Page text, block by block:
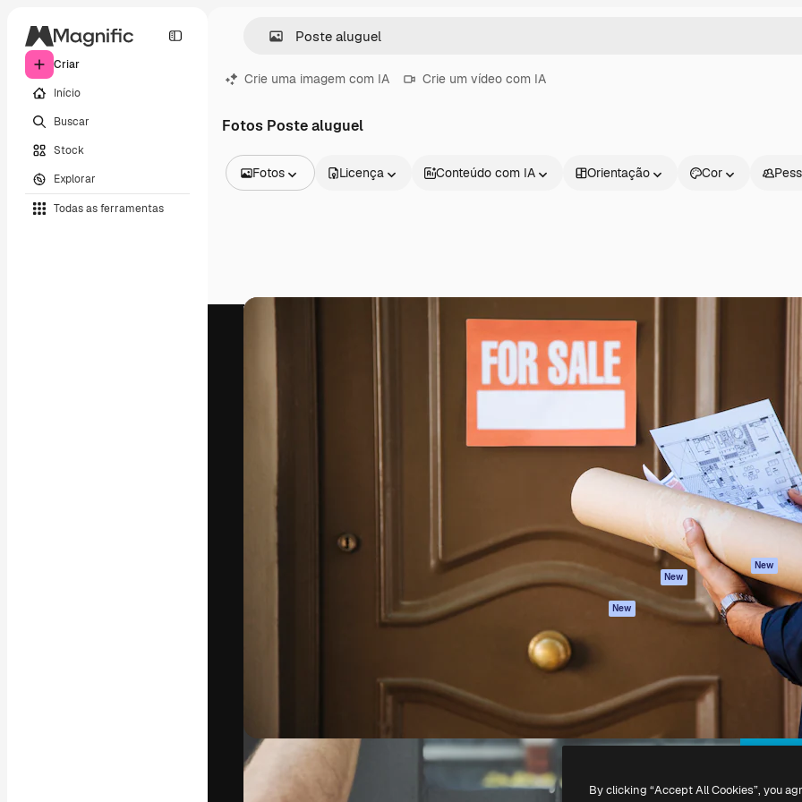
Criar
Início
Buscar
Stock
Explorar
Todas as ferramentas
Crie uma imagem com IA Crie um vídeo com IA
Fotos Poste aluguel
Fotos
Vídeos
Licença Conteúdo com IA Orientação Cor
seu melhor trabalho. Mais de 1 milhão de
assinantes entre criativos, empresas,
agências e estúdios.
Produtos
Assistente de IA
imagens
Gerador de vídeos
Texto para voz
Conteúdo de stock
MCP para
Claude/ChatGPT
New
New
API
App móvel
Todas as
ferramentas
Academy
Documentação
Atendimento
Termos e
condições
Política de
privacidade
Originais New
Política de
Central de
confiabilidade
Afiliados
Empresas
Copyright © 2010- 2026Freepik Company S.L.U.Todos os direitos reservados.
By clicking “Accept All Cookies”, you